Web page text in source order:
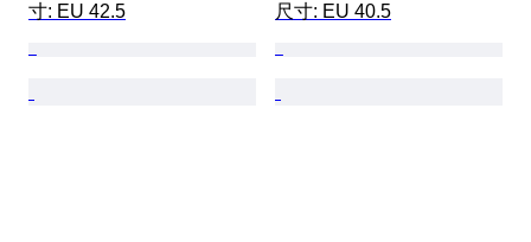
寸: EU 42.5
尺寸: EU 40.5